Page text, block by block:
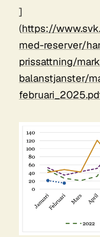
]
(https://
med-reserver/
prissattning/
balanstjanster/